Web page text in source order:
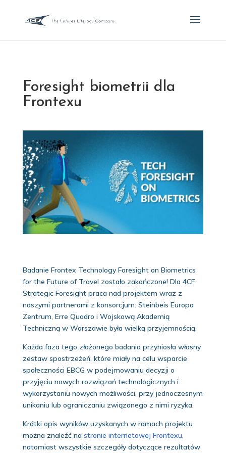
Foresight biometrii dla
Frontexu
Badanie Frontex Technology Foresight on Biometrics
for the Future of Travel zostało zakończone! Dla 4CF
Strategic Foresight praca nad projektem wraz z
naszymi partnerami z konsorcjum: Steinbeis Europa
Zentrum, Erre Quadro i Wojskową Akademią
Techniczną w Warszawie była wielką przyjemnością.
Każda faza tego złożonego badania przyniosła własny
zestaw spostrzeżeń, które miały na celu wsparcie
społeczności EBCG w podejmowaniu decyzji o
przyjęciu nowych rozwiązań technologicznych i
wykorzystaniu nowych możliwości, przy jednoczesnym
unikaniu lub ograniczaniu związanego z nimi ryzyka.
Krótki opis wyników uzyskanych w ramach projektu
można znaleźć na stronie internetowej Frontexu,
natomiast wszystkie szczegóły dotyczące rezultatów